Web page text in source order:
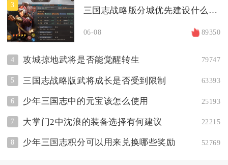
3
三国志战略版分城优先建设什么资源点
06-08 89350
4 攻城掠地武将是否能觉醒转生 79747
5 三国志战略版武将成长是否受到限制 63393
6 少年三国志中的元宝该怎么使用 25193
7 大掌门2中沈浪的装备选择有何建议 22215
8 少年三国志积分可以用来兑换哪些奖励 52769